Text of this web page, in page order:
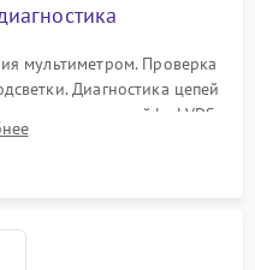
мультиметром. Проверка
Диагностика цепей
сигналов на шлейфе LVDS